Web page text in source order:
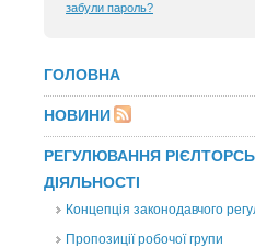
забули пароль?
ГОЛОВНА
НОВИНИ
РЕГУЛЮВАННЯ
ДІЯЛЬНОСТІ
Концепція законодавчого
Пропозиції робочої групи